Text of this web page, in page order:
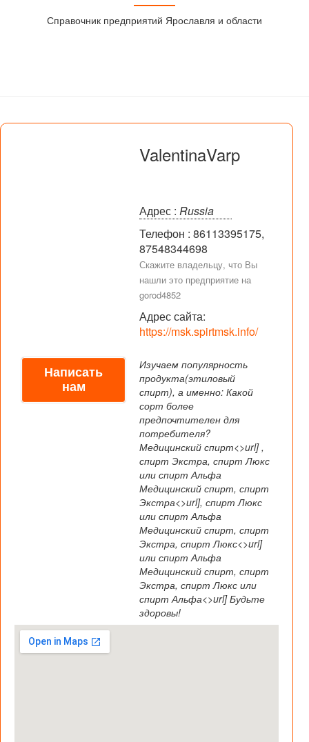
Справочник предприятий Ярославля и области
ValentinaVarp
Адрес : Russia
Телефон : 86113395175,
87548344698
Скажите владельцу, что Вы
нашли это предприятие на
gorod4852
Адрес сайта:
https://msk.spirtmsk.info/
Написать
нам
Изучаем популярность
продукта(этиловый
спирт), а именно: Какой
сорт более
предпочтителен для
потребителя?
Медицинский спирт<>url] ,
спирт Экстра, спирт Люкс
или спирт Альфа
Медицинский спирт, спирт
Экстра<>url], спирт Люкс
или спирт Альфа
Медицинский спирт, спирт
Экстра, спирт Люкс<>url]
или спирт Альфа
Медицинский спирт, спирт
Экстра, спирт Люкс или
спирт Альфа<>url] Будьте
здоровы!